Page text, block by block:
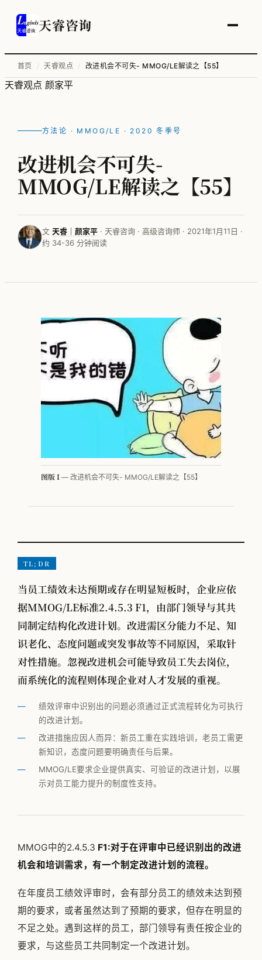
天睿咨询
服务总览
智能工厂物流规划
工厂升级改造
信息化顶层规划
按行业看 · 家电
按行业看 · 快销品
按行业看 · MMOG
按行业看 · 工程机械
方法论体系总览
工厂物流规划
全部观点
工厂规划
供应链管理
学术发表
物流咨询公司怎么选
邱伏生
新闻动态
加入我们
首页 / 天睿观点 / 改进机会不可失- MMOG/LE解读之【55】
天睿观点 颜家平
方法论 · MMOG/LE · 2020 冬季号
改进机会不可失-
MMOG/LE解读之【55】
文 天睿｜颜家平 · 天睿咨询 · 高级咨询师 · 2021年1月11日 ·
约 34-36 分钟阅读
图版 I — 改进机会不可失- MMOG/LE解读之【55】
TL;DR
当员工绩效未达预期或存在明显短板时，企业应依
据MMOG/LE标准2.4.5.3 F1，由部门领导与其共
同制定结构化改进计划。改进需区分能力不足、知
识老化、态度问题或突发事故等不同原因，采取针
对性措施。忽视改进机会可能导致员工失去岗位，
而系统化的流程则体现企业对人才发展的重视。
绩效评审中识别出的问题必须通过正式流程转化为可执行
的改进计划。
改进措施应因人而异：新员工重在实践培训，老员工需更
新知识，态度问题要明确责任与后果。
MMOG/LE要求企业提供真实、可验证的改进计划，以展
示对员工能力提升的制度性支持。
MMOG中的2.4.5.3 F1:对于在评审中已经识别出的改进
机会和培训需求，有一个制定改进计划的流程。
在年度员工绩效评审时，会有部分员工的绩效未达到预
期的要求，或者虽然达到了预期的要求，但存在明显的
不足之处。遇到这样的员工，部门领导有责任按企业的
要求，与这些员工共同制定一个改进计划。